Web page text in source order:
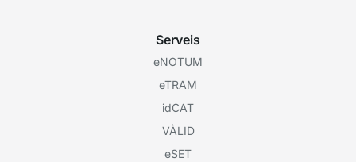
Serveis
eNOTUM
eTRAM
idCAT
VÀLID
eSET